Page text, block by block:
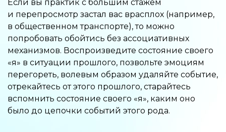
Если вы практик с большим стажем
и перепросмотр застал вас врасплох (например,
в общественном транспорте), то можно
попробовать обойтись без ассоциативных
механизмов. Воспроизведите состояние своего
«я» в ситуации прошлого, позвольте эмоциям
перегореть, волевым образом удаляйте событие,
отрекайтесь от этого прошлого, старайтесь
вспомнить состояние своего «я», каким оно
было до цепочки событий этого рода.